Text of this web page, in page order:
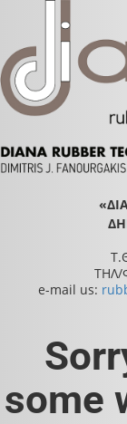
ΤΗΛ/
e-mail us:
some